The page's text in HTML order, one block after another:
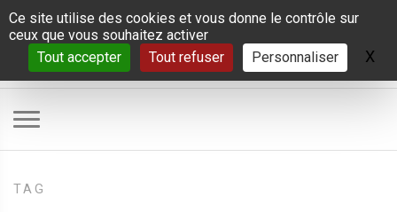
Panneau de gestion des cookies
Ce site utilise des cookies et vous donne le contrôle sur
ceux que vous souhaitez activer
Tout accepter
Tout refuser Personnaliser X
TAG